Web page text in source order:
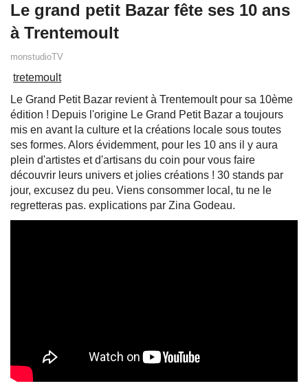
Le grand petit Bazar fête ses 10 ans
à Trentemoult
monstudioTV
tretemoult
Le Grand Petit Bazar revient à Trentemoult pour sa 10ème
édition ! Depuis l'origine Le Grand Petit Bazar a toujours
mis en avant la culture et la créations locale sous toutes
ses formes. Alors évidemment, pour les 10 ans il y aura
plein d'artistes et d'artisans du coin pour vous faire
découvrir leurs univers et jolies créations ! 30 stands par
jour, excusez du peu. Viens consommer local, tu ne le
regretteras pas. explications par Zina Godeau.